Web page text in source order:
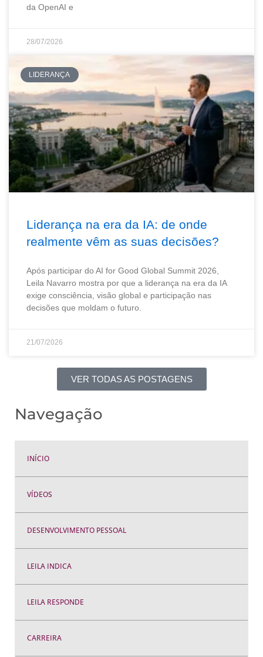
da OpenAI e
28/07/2026
LIDERANÇA
Liderança na era da IA: de onde
realmente vêm as suas decisões?
Após participar do AI for Good Global Summit 2026,
Leila Navarro mostra por que a liderança na era da IA
exige consciência, visão global e participação nas
decisões que moldam o futuro.
21/07/2026
VER TODAS AS POSTAGENS
Navegação
INÍCIO
VÍDEOS
DESENVOLVIMENTO PESSOAL
LEILA INDICA
LEILA RESPONDE
CARREIRA